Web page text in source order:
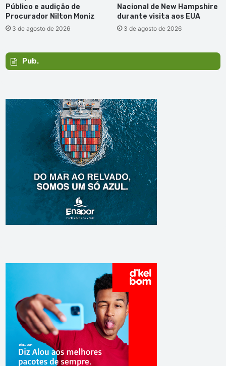
Público e audição de
Procurador Nilton Moniz
3 de agosto de 2026
Nacional de New Hampshire
durante visita aos EUA
3 de agosto de 2026
Pub.